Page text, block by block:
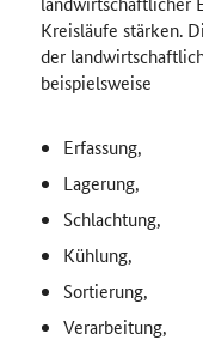
Kreisläufe stärken.
der
beispielsweise
Erfassung,
Lagerung,
Schlachtung,
Kühlung,
Sortierung,
Verarbeitung,